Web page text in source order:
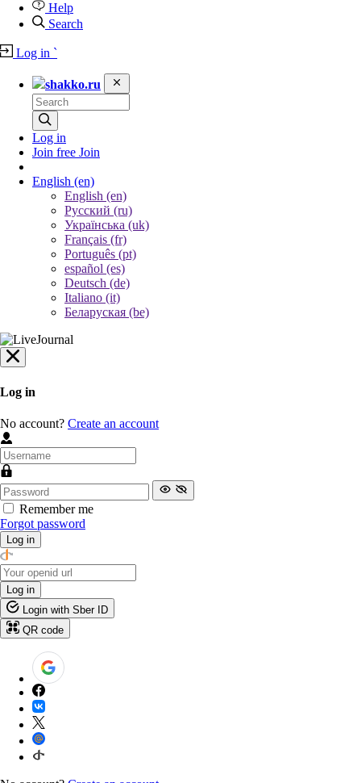
Help
Search
Log in `
shakko.ru
Log in
Join free Join
English (en)
English (en)
Русский (ru)
Українська (uk)
Français (fr)
Português (pt)
español (es)
Deutsch (de)
Italiano (it)
Беларуская (be)
Log in
No account? Create an account
Remember me
Forgot password
Log in
Log in
Login with Sber ID
QR code